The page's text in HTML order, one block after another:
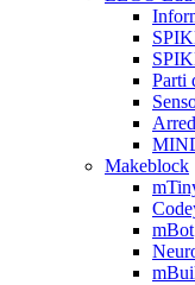
Parti
Makeblock
mBot